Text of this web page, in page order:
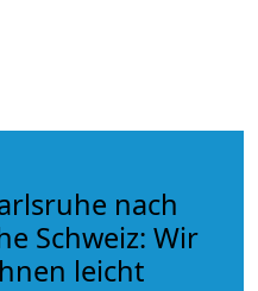
nach
Schweiz: Wir
leicht